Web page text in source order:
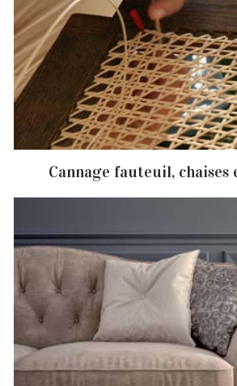
Cannage fauteuil, chaises